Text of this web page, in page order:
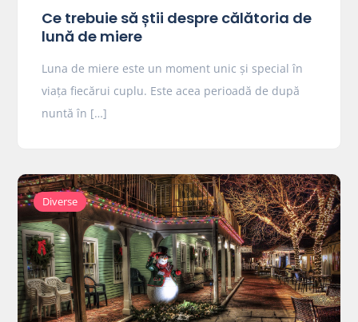
Ce trebuie să știi despre călătoria de
lună de miere
Luna de miere este un moment unic și special în
viața fiecărui cuplu. Este acea perioadă de după
nuntă în […]
Diverse